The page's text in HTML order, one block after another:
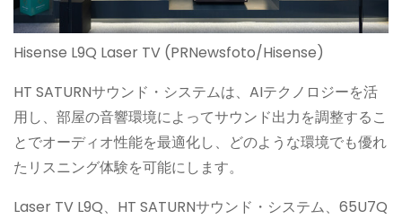
Hisense L9Q Laser TV (PRNewsfoto/Hisense)
HT SATURNサウンド・システムは、AIテクノロジーを活
用し、部屋の音響環境によってサウンド出力を調整するこ
とでオーディオ性能を最適化し、どのような環境でも優れ
たリスニング体験を可能にします。
Laser TV L9Q、HT SATURNサウンド・システム、65U7Q